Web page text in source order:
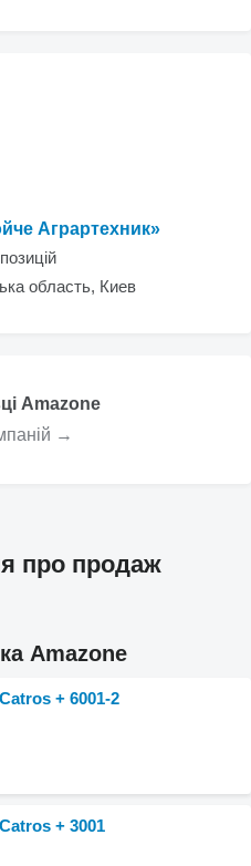
Аграртехник»
область, Киев
Amazone
→
про продаж
Amazone
+ 6001-2
+ 3001